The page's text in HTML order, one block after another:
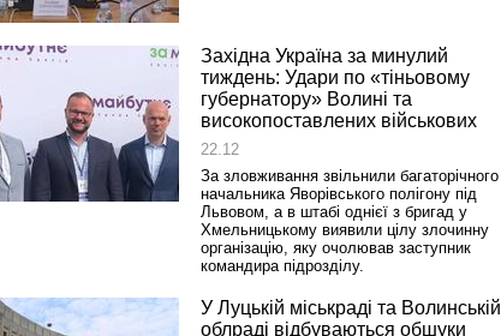
Західна Україна за минулий
тиждень: Удари по «тіньовому
губернатору» Волині та
високопоставлених військових
22.12
За зловживання звільнили багаторічного
начальника Яворівського полігону під
Львовом, а в штабі однієї з бригад у
Хмельницькому виявили цілу злочинну
організацію, яку очолював заступник
командира підрозділу.
У Луцькій міськраді та Волинській
облраді відбуваються обшуки